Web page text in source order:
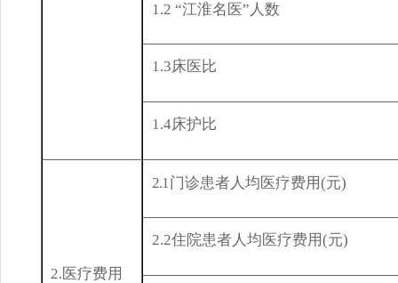
1.2 “江淮名医” 人数
1.3床医比
1.4床护比
2.医疗费用
2.1门诊患者人均医疗费用(元)
2.2住院患者人均医疗费用(元)